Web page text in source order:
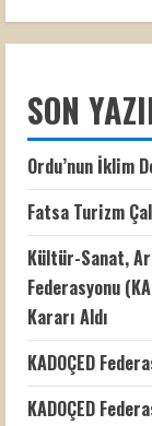
SON
Ordu’nun İklim
Fatsa Turizm
Kültür-Sanat,
Federasyonu
Kararı Aldı
KADOÇED
KADOÇED